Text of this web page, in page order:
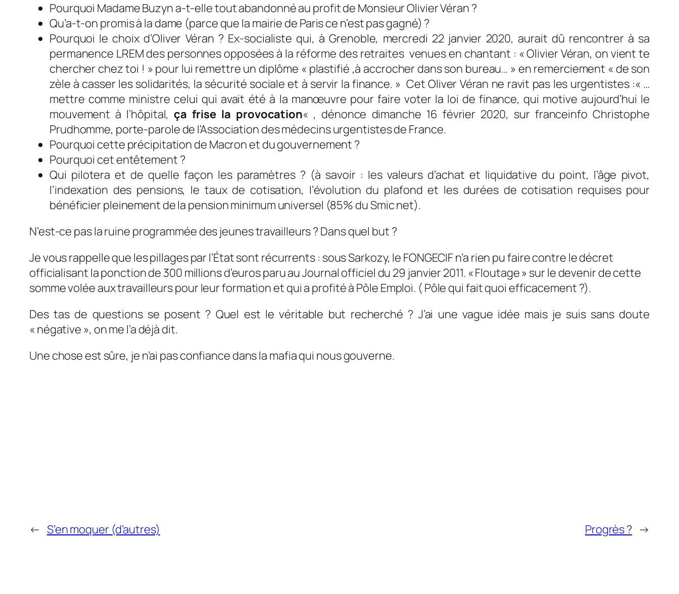
Pourquoi Madame Buzyn a-t-elle tout abandonné au profit de Monsieur Olivier Véran ?
Qu’a-t-on promis à la dame (parce que la mairie de Paris ce n’est pas gagné) ?
Pourquoi le choix d’Oliver Véran ? Ex-socialiste qui, à Grenoble, mercredi 22 janvier 2020, aurait dû rencontrer à sa
permanence LREM des personnes opposées à la réforme des retraites venues en chantant : «Olivier Véran, on vient te
chercher chez toi ! » pour lui remettre un diplôme « plastifié ,à accrocher dans son bureau… » en remerciement « de son
zèle à casser les solidarités, la sécurité sociale et à servir la finance. » Cet Oliver Véran ne ravit pas les urgentistes :« …
mettre comme ministre celui qui avait été à la manœuvre pour faire voter la loi de finance, qui motive aujourd’hui le
mouvement à l’hôpital, ça frise la provocation« , dénonce dimanche 16 février 2020, sur franceinfo Christophe
Prudhomme, porte-parole de l’Association des médecins urgentistes de France.
Pourquoi cette précipitation de Macron et du gouvernement ?
Pourquoi cet entêtement ?
Qui pilotera et de quelle façon les paramètres ? (à savoir : les valeurs d’achat et liquidative du point, l’âge pivot,
l’indexation des pensions, le taux de cotisation, l’évolution du plafond et les durées de cotisation requises pour
bénéficier pleinement de la pension minimum universel (85% du Smic net).
N’est-ce pas la ruine programmée des jeunes travailleurs ? Dans quel but ?
Je vous rappelle que les pillages par l’État sont récurrents : sous Sarkozy, le FONGECIF n’a rien pu faire contre le décret
officialisant la ponction de 300 millions d’euros paru au Journal officiel du 29 janvier 2011. « Floutage » sur le devenir de cette
somme volée aux travailleurs pour leur formation et qui a profité à Pôle Emploi. ( Pôle qui fait quoi efficacement ?).
Des tas de questions se posent ? Quel est le véritable but recherché ? J’ai une vague idée mais je suis sans doute
« négative », on me l’a déjà dit.
Une chose est sûre, je n’ai pas confiance dans la mafia qui nous gouverne.
← S’en moquer (d’autres) Progrès ? →